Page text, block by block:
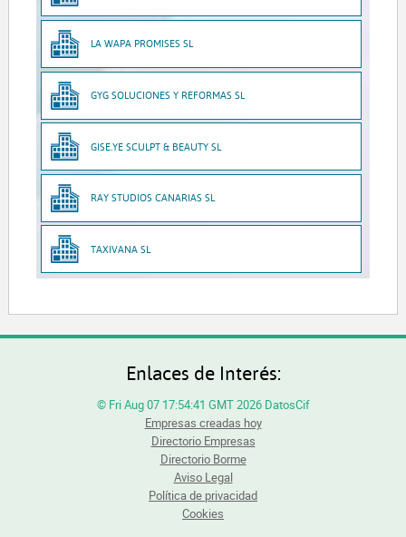
LA WAPA PROMISES SL
GYG SOLUCIONES Y REFORMAS SL
GISE.YE SCULPT & BEAUTY SL
RAY STUDIOS CANARIAS SL
TAXIVANA SL
Enlaces de Interés:
© Fri Aug 07 17:54:41 GMT 2026 DatosCif
Empresas creadas hoy
Directorio Empresas
Directorio Borme
Aviso Legal
Política de privacidad
Cookies